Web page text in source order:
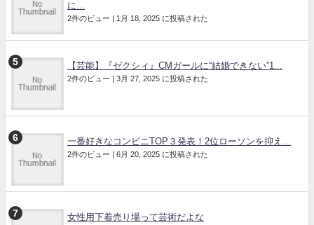
に...
2件のビュー 1月 18, 2025 に投稿された
【芸能】『ゼクシィ』CMガールに“結婚できない”1...
2件のビュー 3月 27, 2025 に投稿された
一番好きなコンビニTOP３発表！2位ローソンを抑え...
2件のビュー 6月 20, 2025 に投稿された
女性用下着売り場って芸術だよな